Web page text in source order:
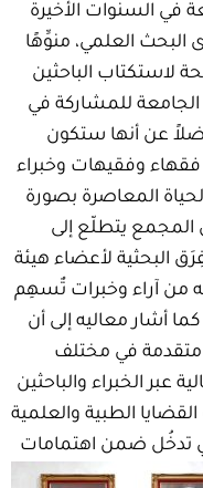
في السنوات الأخيرة
البحث العلمي، منوِّهًا
لاستكتاب الباحثين
للمشاركة في
عن أنها ستكون
فقهاء وفقيهات وخبراء
المعاصرة بصورة
يتطلّع إلى
البحثية لأعضاء هيئة
من آراء وخبرات تٌسهِم
أشار معاليه إلى أن
متقدمة في مختلف
الخبراء والباحثين
الطبية والعلمية
تدخُل ضمن اهتمامات